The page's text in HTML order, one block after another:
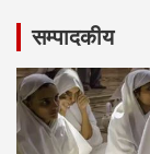
सम्पादकीय